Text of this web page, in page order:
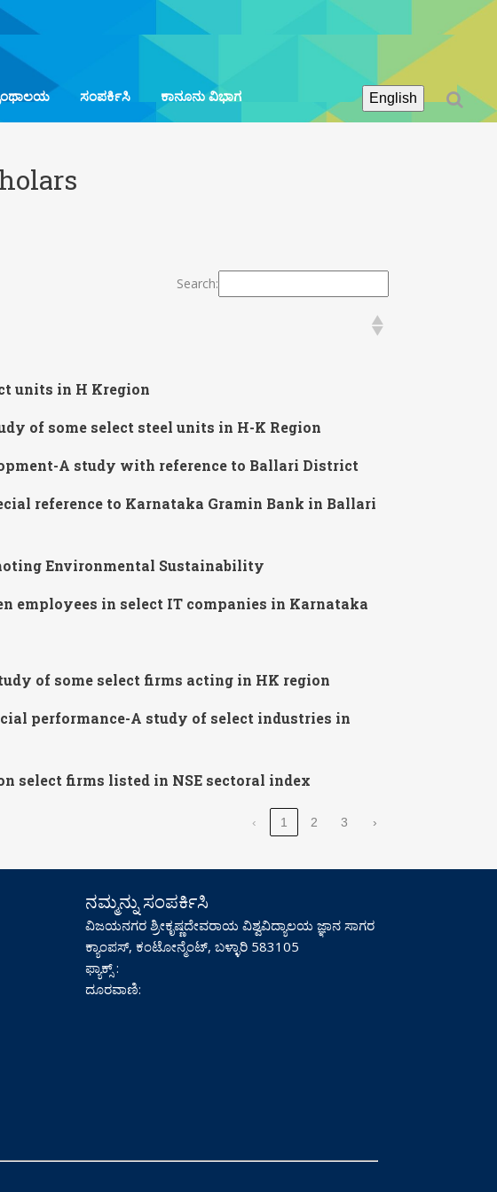
ಸಂಪರ್ಕಿಸಿ ಕಾನೂನು ವಿಭಾಗ English
Search:
units in H Kregion
of some select steel units in H-K Region
A study with reference to Ballari District
reference to Karnataka Gramin Bank in Ballari
Environmental Sustainability
employees in select IT companies in Karnataka
of some select firms acting in HK region
performance-A study of select industries in
select firms listed in NSE sectoral index
‹ 1 2 3 ›
ನಮ್ಮನ್ನು ಸಂಪರ್ಕಿಸಿ
ವಿಜಯನಗರ ಶ್ರೀಕೃಷ್ಣದೇವರಾಯ ವಿಶ್ವವಿದ್ಯಾಲಯ ಜ್ಞಾನ ಸಾಗರ
ಕ್ಯಾಂಪಸ್, ಕಂಟೋನ್ಮೆಂಟ್, ಬಳ್ಳಾರಿ 583105
ಫ್ಯಾಕ್ಸ್ :
ದೂರವಾಣಿ: